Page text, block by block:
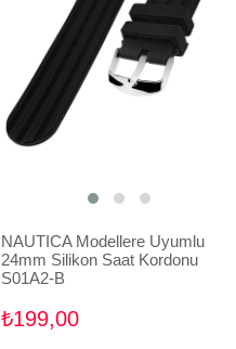
NAUTICA Modellere Uyumlu
24mm Silikon Saat Kordonu
S01A2-B
₺199,00